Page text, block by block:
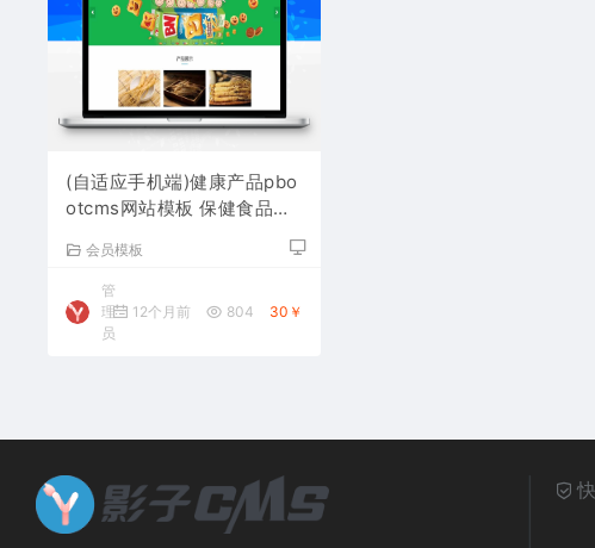
(自适应手机端)健康产品pbo
otcms网站模板 保健食品网
会员模板
管
理
员
12个月前 804 30￥